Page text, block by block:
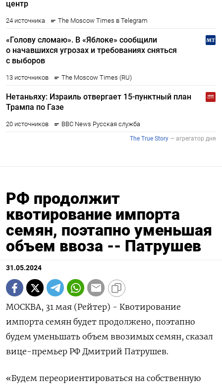
РФ продолжит
квотирование импорта
семян, поэтапно уменьшая
объем ввоза -- Патрушев
31.05.2024
МОСКВА, 31 мая (Рейтер) - Квотирование
импорта семян будет продолжено, поэтапно
будем уменьшать объем ввозимых семян, сказал
вице-премьер РФ Дмитрий Патрушев.
«Будем переориентироваться на собственную